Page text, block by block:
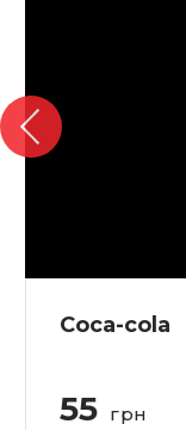
Coca-cola
55 грн